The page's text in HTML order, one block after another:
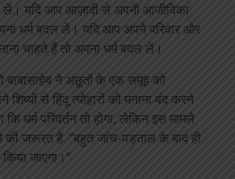
लें। यदि आप आज़ादी से अपनी आजीविका
धर्म बदल लें। यदि आप अपने परिवार और
चाहते हैं तो अपना धर्म बदल लें।
ने अछूतों के एक समूह को
से हिंदू त्योहारों को मनाना बंद करने
धर्म परिवर्तन तो होगा, लेकिन इस मामले
जरूरत है. “बहुत जांच-पड़ताल के बाद ही
जाएगा।”